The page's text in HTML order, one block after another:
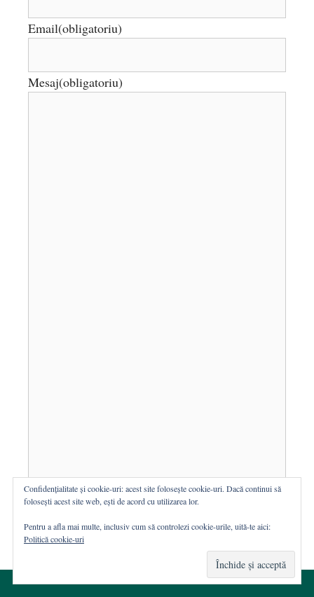
Email(obligatoriu)
Mesaj(obligatoriu)
Trimite
Confidențialitate și cookie-uri: acest site folosește cookie-uri. Dacă continui să
folosești acest site web, ești de acord cu utilizarea lor.
Pentru a afla mai multe, inclusiv cum să controlezi cookie-urile, uită-te aici:
Politică cookie-uri